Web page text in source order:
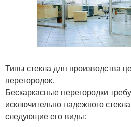
Типы стекла для производства
перегородок.
Бескаркасные перегородки
исключительно надежного
следующие его виды: